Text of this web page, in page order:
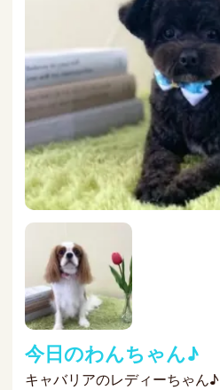
今日のわんちゃん♪
キャバリアのレディーちゃん♪